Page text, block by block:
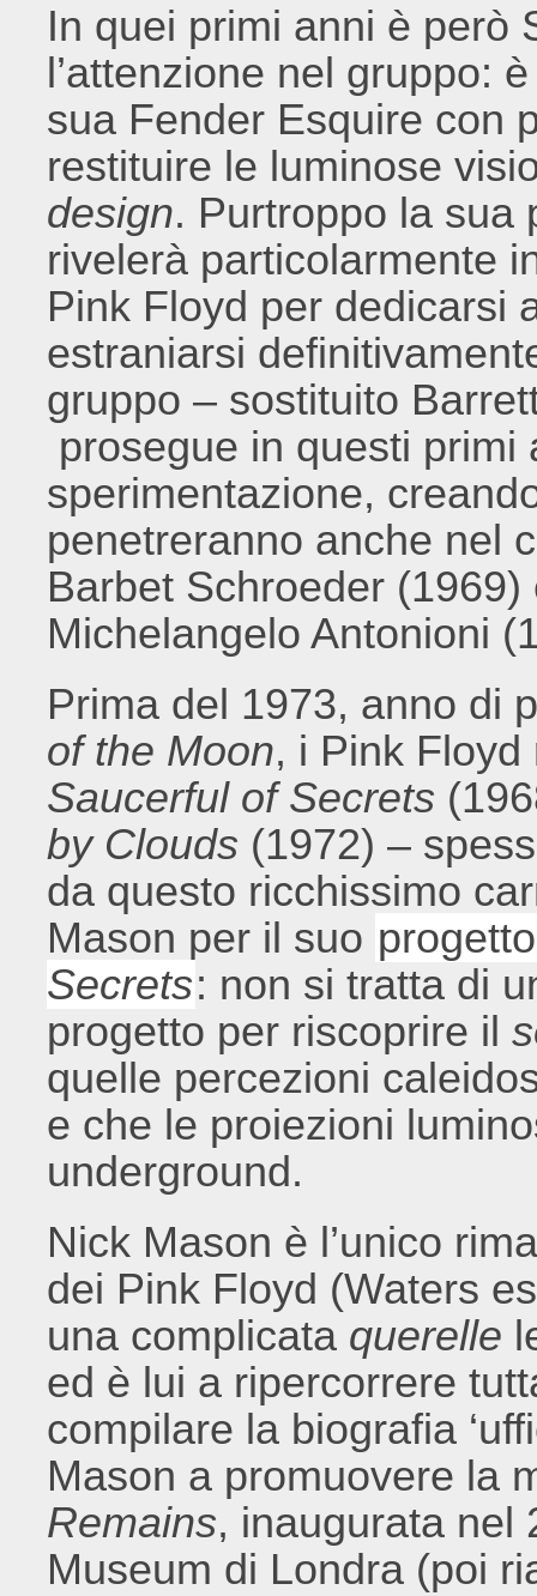
In quei primi anni è però
l’attenzione nel gruppo:
sua Fender Esquire con
restituire le luminose
design. Purtroppo la sua
rivelerà particolarmente
Pink Floyd per dedicarsi
estraniarsi
gruppo – sostituito
prosegue in questi primi
sperimentazione,
penetreranno anche nel
Barbet Schroeder
Michelangelo Antonioni
Prima del 1973, anno di
of the Moon, i Pink
Saucerful of Secrets
by Clouds (1972) –
da questo ricchissimo
Mason per il suo
Secrets: non si tratta di
progetto per riscoprire il
quelle percezioni
e che le proiezioni
underground.
Nick Mason è l’unico
dei Pink Floyd (Waters
una complicata querelle
ed è lui a ripercorrere
compilare la biografia
Mason a promuovere la
Remains, inaugurata nel
Museum di Londra (poi